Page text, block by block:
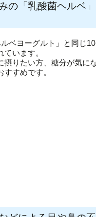
の「乳酸菌ヘルベ
ベヨーグルト」と同じ
ています。
摂りたい方、糖分が気に
すめです。